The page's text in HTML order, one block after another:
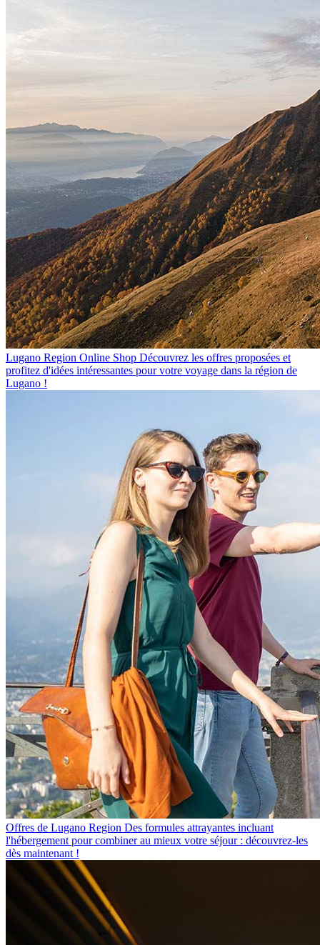
Lugano Region Online Shop Découvrez les offres proposées et
profitez d'idées intéressantes pour votre voyage dans la région de
Lugano !
Offres de Lugano Region Des formules attrayantes incluant
l'hébergement pour combiner au mieux votre séjour : découvrez-les
dès maintenant !